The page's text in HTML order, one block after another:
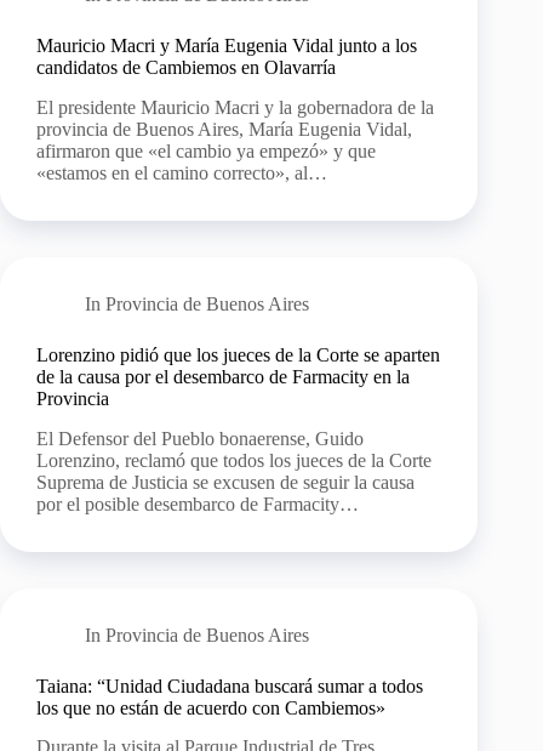
Mauricio Macri y María Eugenia Vidal junto a los
candidatos de Cambiemos en Olavarría
El presidente Mauricio Macri y la gobernadora de la
provincia de Buenos Aires, María Eugenia Vidal,
afirmaron que «el cambio ya empezó» y que
«estamos en el camino correcto», al…
In Provincia de Buenos Aires
Lorenzino pidió que los jueces de la Corte se aparten
de la causa por el desembarco de Farmacity en la
Provincia
El Defensor del Pueblo bonaerense, Guido
Lorenzino, reclamó que todos los jueces de la Corte
Suprema de Justicia se excusen de seguir la causa
por el posible desembarco de Farmacity…
In Provincia de Buenos Aires
Taiana: “Unidad Ciudadana buscará sumar a todos
los que no están de acuerdo con Cambiemos»